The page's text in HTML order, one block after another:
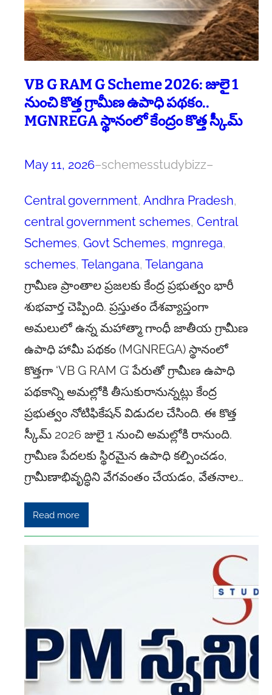
VB G RAM G Scheme 2026: జులై 1
నుంచి కొత్త గ్రామీణ ఉపాధి పథకం..
MGNREGA స్థానంలో కేంద్రం కొత్త స్కీమ్
May 11, 2026–schemesstudybizz–
Central government, Andhra Pradesh
central government schemes, Central
Schemes, Govt Schemes, mgnrega
schemes, Telangana, Telangana
గ్రామీణ ప్రాంతాల ప్రజలకు కేంద్ర ప్రభుత్వం భారీ
శుభవార్త చెప్పింది. ప్రస్తుతం దేశవ్యాప్తంగా
అమలులో ఉన్న మహాత్మా గాంధీ జాతీయ గ్రామీణ
ఉపాధి హామీ పథకం (MGNREGA) స్థానంలో
కొత్తగా ‘VB G RAM G’ పేరుతో గ్రామీణ ఉపాధి
పథకాన్ని అమల్లోకి తీసుకురానున్నట్లు కేంద్ర
ప్రభుత్వం నోటిఫికేషన్ విడుదల చేసింది. ఈ కొత్త
స్కీమ్ 2026 జులై 1 నుంచి అమల్లోకి రానుంది.
గ్రామీణ పేదలకు స్థిరమైన ఉపాధి కల్పించడం,
గ్రామీణాభివృద్ధిని వేగవంతం చేయడం, వేతనాల…
Read more